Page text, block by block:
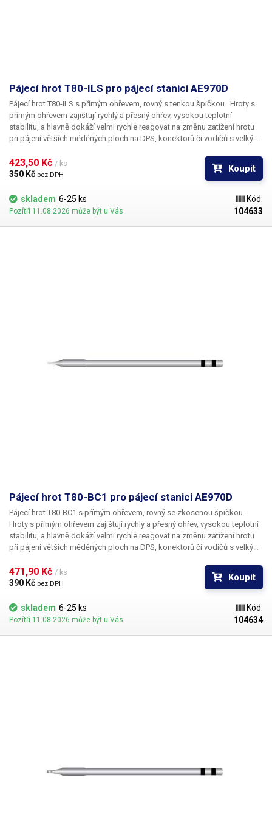
Pájecí hrot T80-ILS pro pájecí stanici AE970D
Pájecí hrot T80-ILS s přímým ohřevem, rovný s tenkou špičkou.
přímým ohřevem zajištují rychlý a přesný ohřev, vysokou teplotní
stabilitu, a hlavně dokáží velmi rychle reagovat na změnu zatížení hrotu
při pájení větších měděných ploch na DPS, konektorů či vodičů s velkým
galvanicky pokovena chromovou vrstvou.
Pozor, hroty T80 jsou určeny
výhradně do pájecích stanic značky ATETOOL. Hroty T60 a T80 nejsou
ILS
423,50 Kč / ks
350 Kč bez DPH
Koupit
skladem 6-25 ks
Pozítří 11.08.2026 může být u Vás
Kód:
104633
Pájecí hrot T80-BC1 pro pájecí stanici AE970D
Pájecí hrot T80-BC1 s přímým ohřevem, rovný se zkosenou špičkou.
Hroty s přímým ohřevem zajištují rychlý a přesný ohřev, vysokou teplotní
stabilitu, a hlavně dokáží velmi rychle reagovat na změnu zatížení hrotu
při pájení větších měděných ploch na DPS, konektorů či vodičů s velkým
značky ATETOOL. Hroty T60 a T80 nejsou navzájem kompatibilní.
Rozměry: 98x6mm
471,90 Kč / ks
390 Kč bez DPH
Koupit
skladem 6-25 ks
Pozítří 11.08.2026 může být u Vás
Kód:
104634